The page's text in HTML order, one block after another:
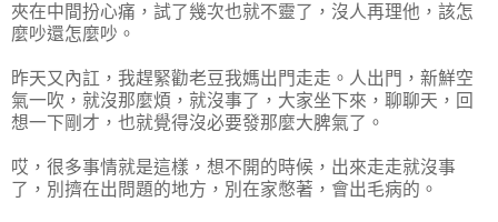
夾在中間扮心痛，試了幾次也就不靈了，沒人再理他，該怎
麼吵還怎麼吵。
昨天又內訌，我趕緊勸老豆我媽出門走走。人出門，新鮮空
氣一吹，就沒那麼煩，就沒事了，大家坐下來，聊聊天，回
想一下剛才，也就覺得沒必要發那麼大脾氣了。
哎，很多事情就是這樣，想不開的時候，出來走走就沒事
了，別擠在出問題的地方，別在家憋著，會出毛病的。